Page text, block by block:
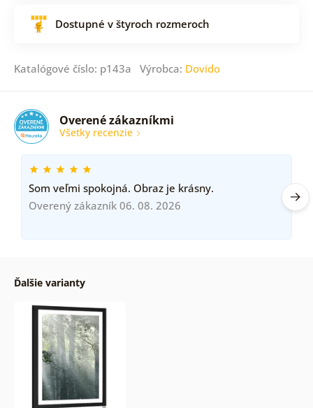
Dostupné v štyroch rozmeroch
Katalógové číslo: p143a Výrobca: Dovido
Overené zákazníkmi
Všetky recenzie
Som veľmi spokojná. Obraz je krásny.
Overený zákazník 06. 08. 2026
Ďalšie varianty